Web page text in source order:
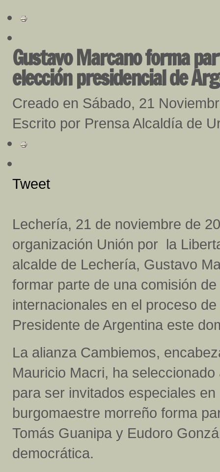
Gustavo Marcano forma
elección presidencial de
Creado en Sábado, 21
Escrito por Prensa Alcaldía de
Tweet
Lechería, 21 de noviembre de
organización Unión por la
alcalde de Lechería, Gustavo
formar parte de una comisión
internacionales en el proceso
Presidente de Argentina este
La alianza Cambiemos,
Mauricio Macri, ha
para ser invitados especiales
burgomaestre morreño forma
Tomás Guanipa y Eudoro
democrática.